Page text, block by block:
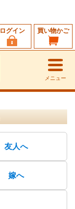
買い物かご
ログイン
メニュー
友人へ
嫁へ